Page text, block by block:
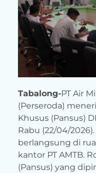
Tabalong-PT Air
(Perseroda)
Khusus (Pansus)
Rabu (22/04/
berlangsung di
kantor PT AMTB.
(Pansus) yang